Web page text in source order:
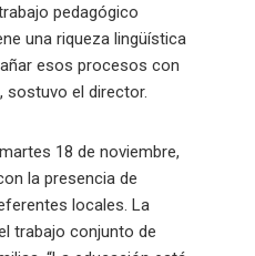
pedagógico
una riqueza lingüística
esos procesos con
sostuvo el director.
18 de noviembre,
la presencia de
locales. La
trabajo conjunto de